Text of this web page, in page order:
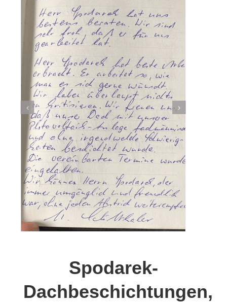
Spodarek-
Dachbeschichtungen,